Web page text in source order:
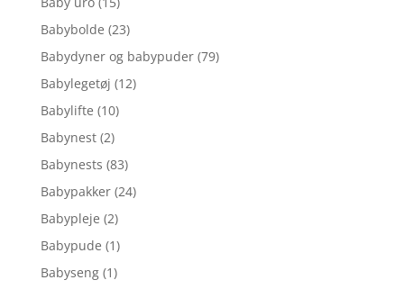
Babybolde (23)
Babydyner og babypuder (79)
Babylegetøj (12)
Babylifte (10)
Babynest (2)
Babynests (83)
Babypakker (24)
Babypleje (2)
Babypude (1)
Babyseng (1)